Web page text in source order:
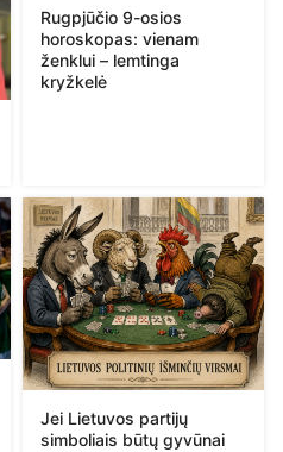
Rugpjūčio 9-osios
horoskopas: vienam
ženklui – lemtinga
kryžkelė
Jei Lietuvos partijų
simboliais būtų gyvūnai